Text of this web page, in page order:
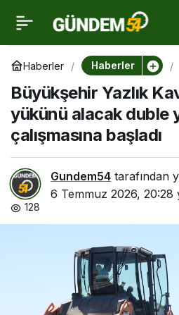
Haberler Haberler
Büyükşehir Yazlık
yükünü alacak duble
çalışmasına başladı
Gundem54 tarafından
6 Temmuz 2026, 20:28
128
Büyükşehir Yazlık
Kavşağı’nın trafik
yükünü alacak duble
yolda asfalt çalışmasına
başladı